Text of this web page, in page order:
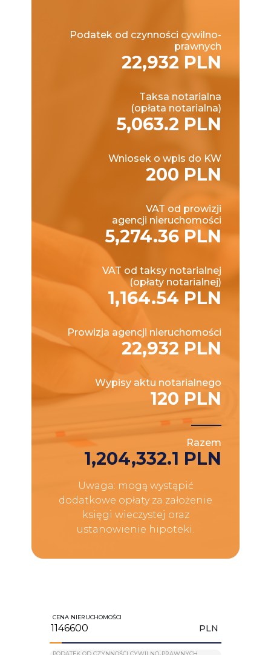
Podatek od czynności cywilno-
prawnych
22,932 PLN
Taksa notarialna
(opłata notarialna)
5,063.2 PLN
Wniosek o wpis do KW
200 PLN
VAT od prowizji
agencji nieruchomości
5,274.36 PLN
VAT od taksy notarialnej
(opłaty notarialnej)
1,164.54 PLN
Prowizja agencji nieruchomości
22,932 PLN
Wypisy aktu notarialnego
120 PLN
Razem
1,204,332.1 PLN
Uwaga: mogą wystąpić
dodatkowe opłaty za założenie
księgi wieczystej oraz
ustanowienie hipoteki.
CENA NIERUCHOMOŚCI
PLN
PODATEK OD CZYNNOŚCI CYWILNO-PRAWNYCH